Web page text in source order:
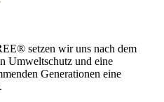
setzen wir uns nach dem
Umweltschutz und eine
Generationen eine